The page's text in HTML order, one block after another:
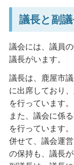
議長と副
議会には、議員
議長がいます。
議長は、鹿屋市
に出席しており
を行っています。
また、議会に係
を行っています。
併せて、議会運
の保持も、議長が